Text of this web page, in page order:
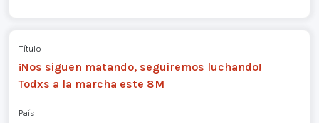
Título
¡Nos siguen matando, seguiremos luchando!
Todxs a la marcha este 8M
País